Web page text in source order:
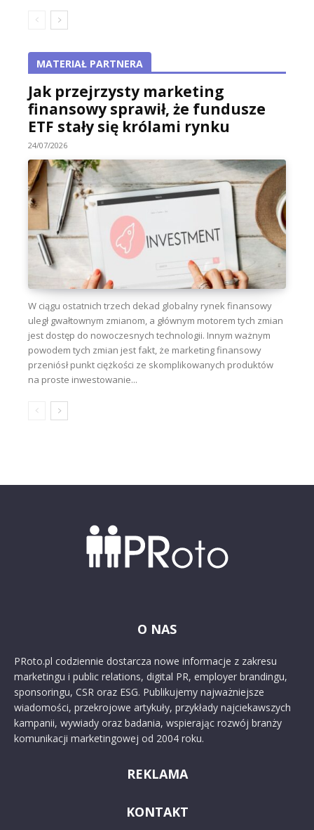
MATERIAŁ PARTNERA
Jak przejrzysty marketing
finansowy sprawił, że fundusze
ETF stały się królami rynku
24/07/2026
W ciągu ostatnich trzech dekad globalny rynek finansowy
uległ gwałtownym zmianom, a głównym motorem tych zmian
jest dostęp do nowoczesnych technologii. Innym ważnym
powodem tych zmian jest fakt, że marketing finansowy
przeniósł punkt ciężkości ze skomplikowanych produktów
na proste inwestowanie...
O NAS
PRoto.pl codziennie dostarcza nowe informacje z zakresu
marketingu i public relations, digital PR, employer brandingu,
sponsoringu, CSR oraz ESG. Publikujemy najważniejsze
wiadomości, przekrojowe artykuły, przykłady najciekawszych
kampanii, wywiady oraz badania, wspierając rozwój branży
komunikacji marketingowej od 2004 roku.
REKLAMA
KONTAKT